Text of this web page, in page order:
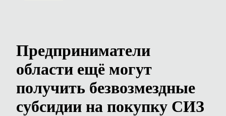
Предприниматели
области ещё могут
получить безвозмездные
субсидии на покупку СИЗ